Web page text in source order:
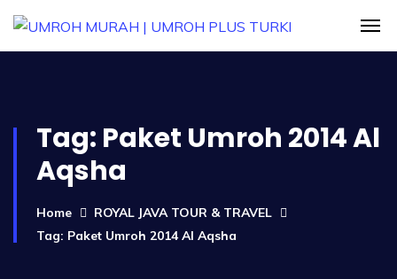
Tag: Paket Umroh 2014 Al
Aqsha
Home
ROYAL JAVA TOUR & TRAVEL
Tag: Paket Umroh 2014 Al Aqsha